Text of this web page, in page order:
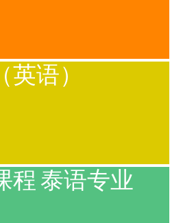
语）
程 泰语专业